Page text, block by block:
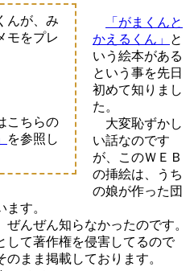
んが、み
モをプレ
こちらの
を参照し
「がまくんと
かえるくん」
と
いう絵本がある
という事を先日
初めて知りまし
た。
大変恥ずかし
い話なのです
が、このＷＥＢ
の挿絵は、うち
の娘が作った団
す。
んぜん知らなかったのです。
て著作権を侵害してるので
まま掲載しております。